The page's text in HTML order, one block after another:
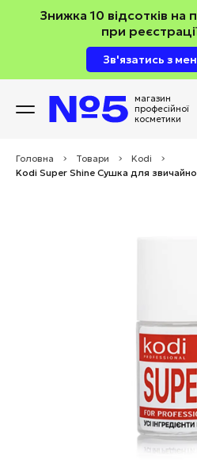
Знижка 10 відсотків
при
Зв'язатись з
магазин
професійної
косметики
Головна > Товари > Kodi
>
Kodi Super Shine Сушка для